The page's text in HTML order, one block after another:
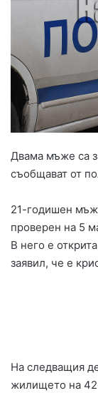
Двама мъже са
съобщават от
21-годишен мъж
проверен на 5
В него е
заявил, че е
На следващия
жилището на